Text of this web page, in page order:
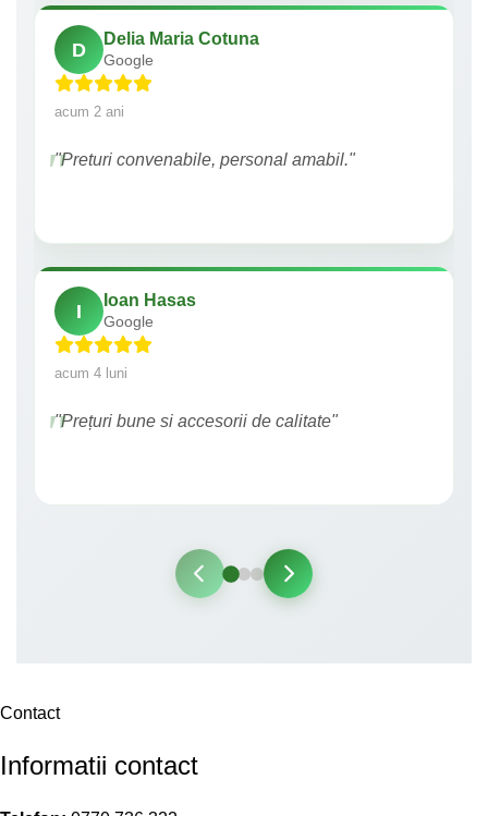
D
Delia Maria Cotuna
Google
acum 2 ani
"Preturi convenabile, personal amabil."
I
Ioan Hasas
Google
acum 4 luni
"Prețuri bune si accesorii de calitate"
Contact
Informatii contact